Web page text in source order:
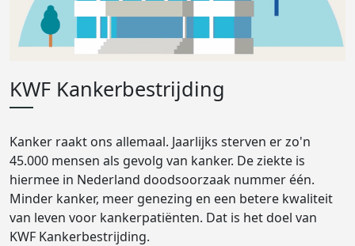
KWF Kankerbestrijding
Kanker raakt ons allemaal. Jaarlijks sterven er zo'n
45.000 mensen als gevolg van kanker. De ziekte is
hiermee in Nederland doodsoorzaak nummer één.
Minder kanker, meer genezing en een betere kwaliteit
van leven voor kankerpatiënten. Dat is het doel van
KWF Kankerbestrijding.